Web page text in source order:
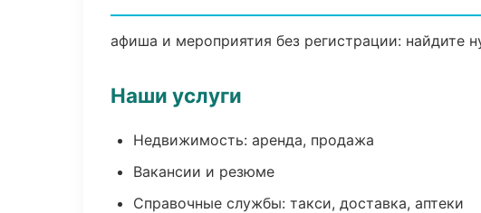
афиша и мероприятия без регистрации: найдите
Наши услуги
Недвижимость: аренда, продажа
Вакансии и резюме
Справочные службы: такси, доставка, аптеки